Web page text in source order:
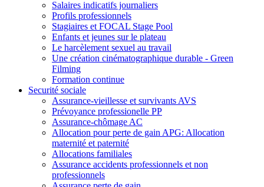
Salaires indicatifs journaliers
Profils professionnels
Stagiaires et FOCAL Stage Pool
Enfants et jeunes sur le plateau
Le harcèlement sexuel au travail
Une création cinématographique durable - Green
Filming
Formation continue
Securité sociale
Assurance-vieillesse et survivants AVS
Prévoyance professionelle PP
Assurance-chômage AC
Allocation pour perte de gain APG: Allocation
maternité et paternité
Allocations familiales
Assurance accidents professionnels et non
professionnels